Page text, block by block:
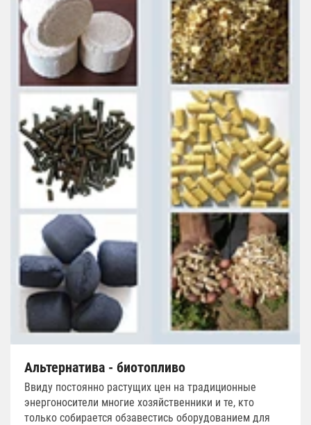
Альтернатива - биотопливо
Ввиду постоянно растущих цен на традиционные
энергоносители многие хозяйственники и те, кто
только собирается обзавестись оборудованием для